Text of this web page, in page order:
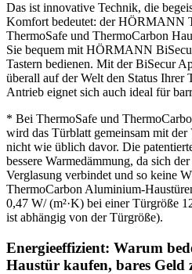
Das ist innovative Technik, die
Komfort bedeutet: der HÖRMANN
ThermoSafe und ThermoCarbon
Sie bequem mit HÖRMANN
Tastern bedienen. Mit der BiSecur
überall auf der Welt den Status Ihrer
Antrieb eignet sich auch ideal für
* Bei ThermoSafe und
wird das Türblatt gemeinsam mit der
nicht wie üblich davor. Die
bessere Warmedämmung, da sich
Verglasung verbindet und so keine
ThermoCarbon Aluminium-
0,47 W/ (m²·K) bei einer Türgröße
ist abhängig von der Türgröße).
Energieeffizient: Warum
Haustür kaufen, bares Geld